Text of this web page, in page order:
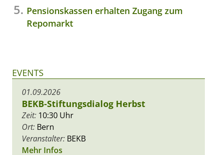
Pensionskassen erhalten Zugang zum
Repomarkt
EVENTS
01.09.2026
BEKB-Stiftungsdialog Herbst
Zeit: 10:30 Uhr
Ort: Bern
Veranstalter: BEKB
Mehr Infos